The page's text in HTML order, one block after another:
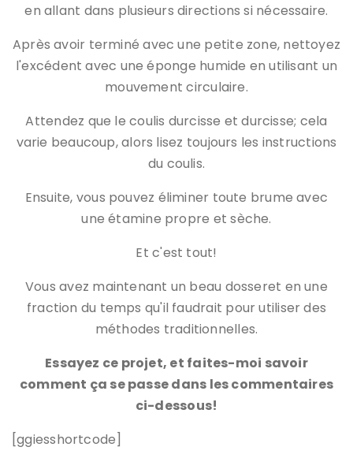
en allant dans plusieurs directions si nécessaire.
Après avoir terminé avec une petite zone, nettoyez
l'excédent avec une éponge humide en utilisant un
mouvement circulaire.
Attendez que le coulis durcisse et durcisse; cela
varie beaucoup, alors lisez toujours les instructions
du coulis.
Ensuite, vous pouvez éliminer toute brume avec
une étamine propre et sèche.
Et c'est tout!
Vous avez maintenant un beau dosseret en une
fraction du temps qu'il faudrait pour utiliser des
méthodes traditionnelles.
Essayez ce projet, et faites-moi savoir
comment ça se passe dans les commentaires
ci-dessous!
[ggiesshortcode]